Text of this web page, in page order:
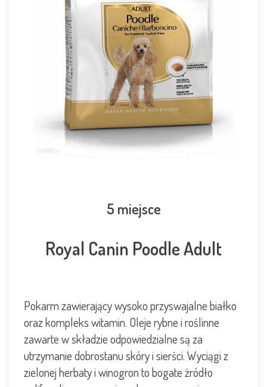
5 miejsce
Royal Canin Poodle Adult
Pokarm zawierający wysoko przyswajalne białko
oraz kompleks witamin. Oleje rybne i roślinne
zawarte w składzie odpowiedzialne są za
utrzymanie dobrostanu skóry i sierści. Wyciągi z
zielonej herbaty i winogron to bogate źródło